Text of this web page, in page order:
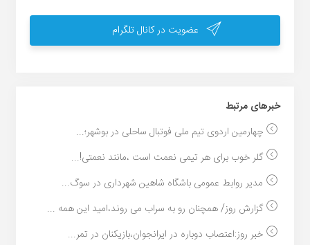
عضویت در کانال تلگرام
خبر‌های مرتبط
چهارمین اردوی تیم ملی فوتبال ساحلی در بوشهر؛...
گلر خوب برای هر تیمی نعمت است ،مانند نعمتی!...
مدیر روابط عمومی باشگاه شاهین شهرداری در سوگ...
گزارش روز/ همچنان رو به سراب می روند،امید این همه ...
خبر روز:اعتصاب دوباره در ایرانجوان،بازیکنان در تمر...